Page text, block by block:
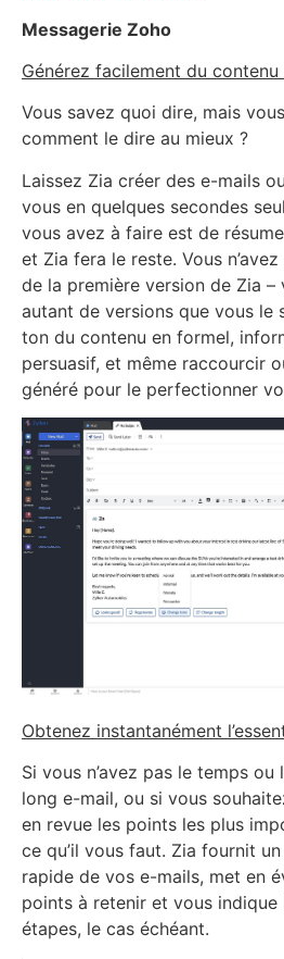
Messagerie Zoho
Générez facilement du contenu
Vous savez quoi dire, mais
comment le dire au mieux ?
Laissez Zia créer des e-mails
vous en quelques secondes
vous avez à faire est de
et Zia fera le reste. Vous
de la première version de Zia
autant de versions que vous le
ton du contenu en formel,
persuasif, et même raccourcir
généré pour le perfectionner
Obtenez instantanément
Si vous n’avez pas le temps
long e-mail, ou si vous
en revue les points les plus
ce qu’il vous faut. Zia fournit
rapide de vos e-mails, met en
points à retenir et vous indique
étapes, le cas échéant.